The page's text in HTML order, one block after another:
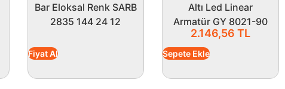
Bar Eloksal Renk SARB
2835 144 24 12
Fiyat Al
Altı Led Linear
Armatür GY 8021-90
2.146,56 TL
Sepete Ekle